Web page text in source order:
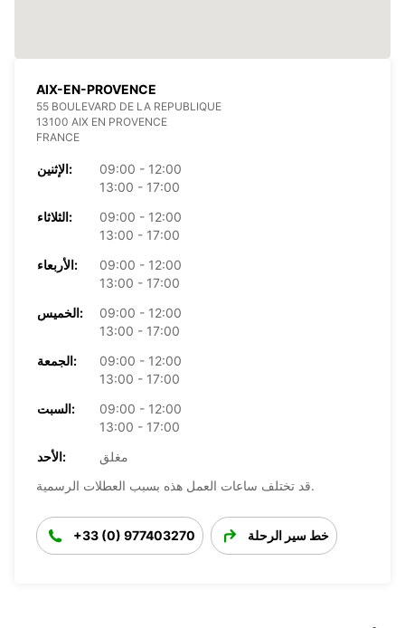
AIX-EN-PROVENCE
55 BOULEVARD DE LA REPUBLIQUE
13100 AIX EN PROVENCE
FRANCE
الإثنين:
09:00 - 12:00
13:00 - 17:00
الثلاثاء:
09:00 - 12:00
13:00 - 17:00
الأربعاء:
09:00 - 12:00
13:00 - 17:00
الخميس:
09:00 - 12:00
13:00 - 17:00
الجمعة:
09:00 - 12:00
13:00 - 17:00
السبت:
09:00 - 12:00
13:00 - 17:00
الأحد:
مغلق
قد تختلف ساعات العمل هذه بسبب العطلات الرسمية.
+33 (0) 977403270 خط سير الرحلة